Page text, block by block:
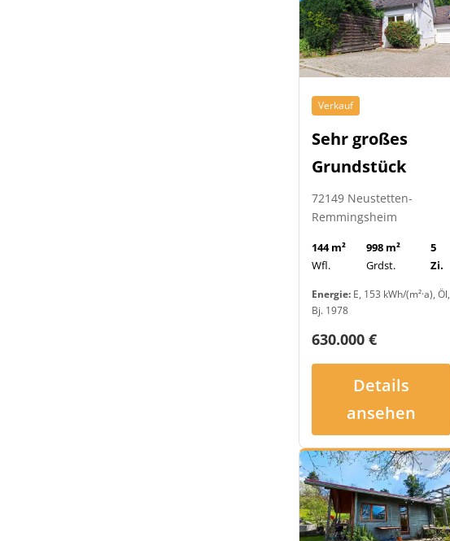
Verkauf
Sehr großes
Grundstück
72149 Neustetten-
Remmingsheim
144 m²
Wfl.
998 m²
Grdst.
5
Zi.
Energie: E, 153 kWh/(m²·a), Öl,
Bj. 1978
630.000 €
Details
ansehen